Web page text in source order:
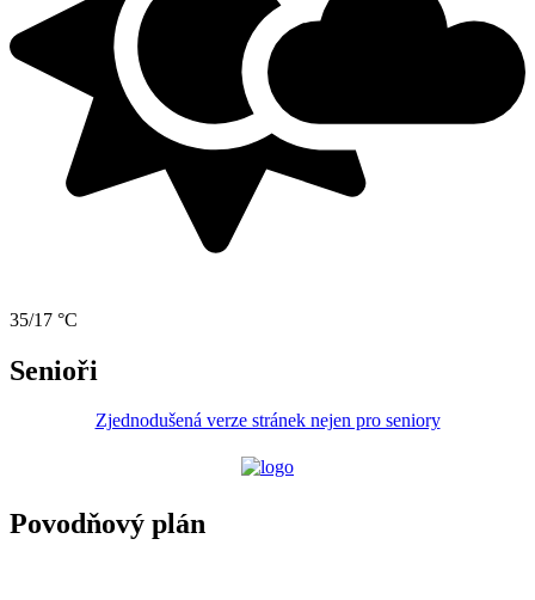
35/17 °C
Senioři
Zjednodušená verze stránek nejen pro seniory
Povodňový plán